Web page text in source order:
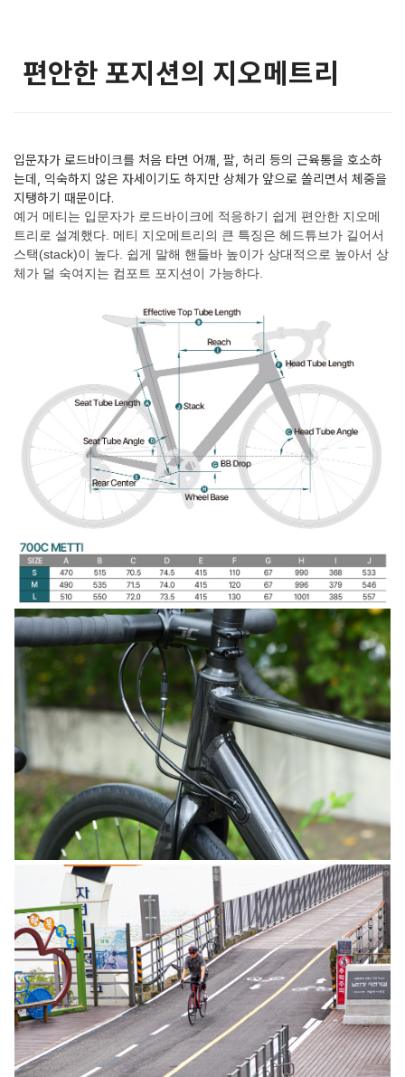
편안한 포지션의 지오메트리
입문자가 로드바이크를 처음 타면 어깨, 팔, 허리 등의 근육통을 호소하
는데, 익숙하지 않은 자세이기도 하지만 상체가 앞으로 쏠리면서 체중을
지탱하기 때문이다.
예거 메티는 입문자가 로드바이크에 적응하기 쉽게 편안한 지오메
트리로 설계했다. 메티 지오메트리의 큰 특징은 헤드튜브가 길어서
스택(stack)이 높다. 쉽게 말해 핸들바 높이가 상대적으로 높아서 상
체가 덜 숙여지는 컴포트 포지션이 가능하다.